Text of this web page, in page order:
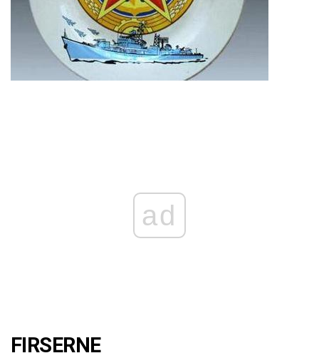
ad
FIRSERNE